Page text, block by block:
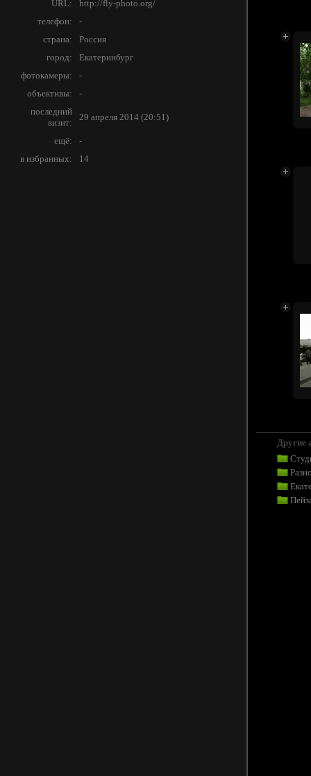
URL:
http://fly-photo.org/
телефон:
-
страна:
Россия
город:
Екатеринбург
фотокамеры:
-
объективы:
-
последний
визит:
29 апреля 2014 (20:51)
ещё:
-
в избранных:
14
Другие